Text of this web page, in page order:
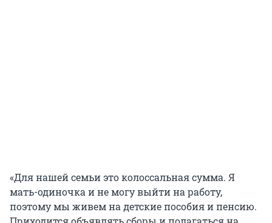
«Для нашей семьи это колоссальная сумма. Я
мать-одиночка и не могу выйти на работу,
поэтому мы живем на детские пособия и пенсию.